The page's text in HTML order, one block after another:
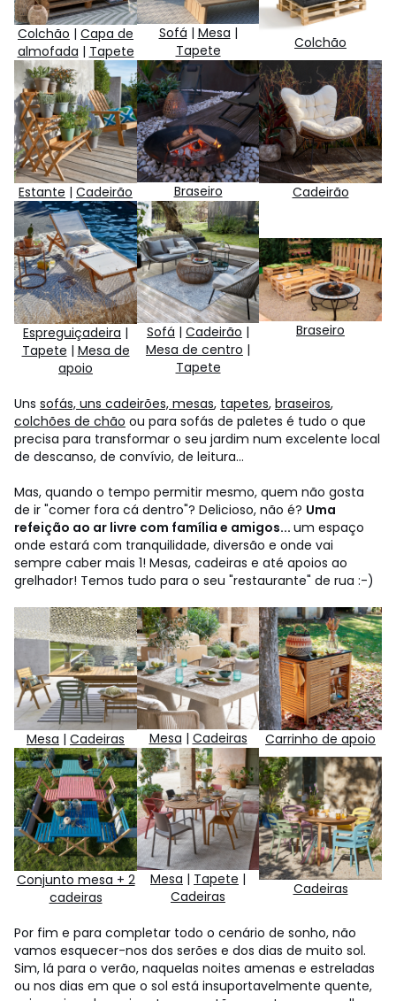
Colchão | Capa de
almofada | Tapete
Sofá | Mesa |
Tapete
Colchão
Estante | Cadeirão Braseiro Cadeirão
Espreguiçadeira |
Tapete | Mesa de
apoio
Sofá | Cadeirão |
Mesa de centro |
Tapete
Braseiro
Uns sofás, uns cadeirões, mesas, tapetes, braseiros,
colchões de chão ou para sofás de paletes é tudo o que
precisa para transformar o seu jardim num excelente local
de descanso, de convívio, de leitura...
Mas, quando o tempo permitir mesmo, quem não gosta
de ir "comer fora cá dentro"? Delicioso, não é? Uma
refeição ao ar livre com família e amigos... um espaço
onde estará com tranquilidade, diversão e onde vai
sempre caber mais 1! Mesas, cadeiras e até apoios ao
grelhador! Temos tudo para o seu "restaurante" de rua :-)
Mesa | Cadeiras Mesa | Cadeiras Carrinho de apoio
Conjunto mesa + 2
cadeiras
Mesa | Tapete |
Cadeiras
Cadeiras
Por fim e para completar todo o cenário de sonho, não
vamos esquecer-nos dos serões e dos dias de muito sol.
Sim, lá para o verão, naquelas noites amenas e estreladas
ou nos dias em que o sol está insuportavelmente quente,